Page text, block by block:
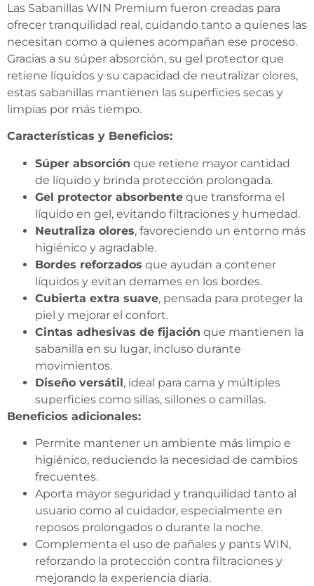
Las Sabanillas WIN Premium fueron creadas para
ofrecer tranquilidad real, cuidando tanto a quienes las
necesitan como a quienes acompañan ese proceso.
Gracias a su súper absorción, su gel protector que
retiene líquidos y su capacidad de neutralizar olores,
estas sabanillas mantienen las superficies secas y
limpias por más tiempo.
Características y Beneficios:
Súper absorción que retiene mayor cantidad
de líquido y brinda protección prolongada.
Gel protector absorbente que transforma el
líquido en gel, evitando filtraciones y humedad.
Neutraliza olores, favoreciendo un entorno más
higiénico y agradable.
Bordes reforzados que ayudan a contener
líquidos y evitan derrames en los bordes.
Cubierta extra suave, pensada para proteger la
piel y mejorar el confort.
Cintas adhesivas de fijación que mantienen la
sabanilla en su lugar, incluso durante
movimientos.
Diseño versátil, ideal para cama y múltiples
superficies como sillas, sillones o camillas.
Beneficios adicionales:
Permite mantener un ambiente más limpio e
higiénico, reduciendo la necesidad de cambios
frecuentes.
Aporta mayor seguridad y tranquilidad tanto al
usuario como al cuidador, especialmente en
reposos prolongados o durante la noche.
Complementa el uso de pañales y pants WIN,
reforzando la protección contra filtraciones y
mejorando la experiencia diaria.